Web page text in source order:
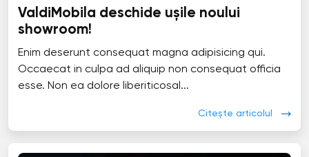
ValdiMobila deschide ușile noului
showroom!
Enim deserunt consequat magna adipisicing qui.
Occaecat in culpa ad aliquip non consequat officia
esse. Non ea dolore liberiticosal...
Citește articolul